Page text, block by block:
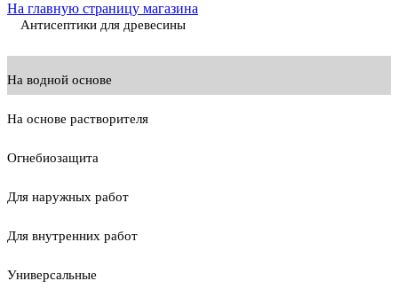
На главную страницу магазина
Антисептики для древесины
На водной основе
На основе растворителя
Огнебиозащита
Для наружных работ
Для внутренних работ
Универсальные